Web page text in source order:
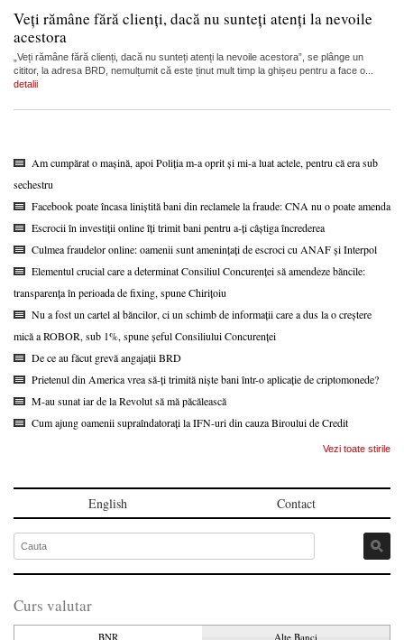
Veți rămâne fără clienți, dacă nu sunteți atenți la nevoile
acestora
„Veți rămâne fără clienți, dacă nu sunteți atenți la nevoile acestora”, se plânge un
cititor, la adresa BRD, nemulțumit că este ținut mult timp la ghișeu pentru a face o...
detalii
Am cumpărat o mașină, apoi Poliția m-a oprit și mi-a luat actele, pentru că era sub
sechestru
Facebook poate încasa liniștită bani din reclamele la fraude: CNA nu o poate amenda
Escrocii în investiții online îți trimit bani pentru a-ți câștiga încrederea
Culmea fraudelor online: oamenii sunt amenințați de escroci cu ANAF și Interpol
Elementul crucial care a determinat Consiliul Concurenței să amendeze băncile:
transparența în perioada de fixing, spune Chirițoiu
Nu a fost un cartel al băncilor, ci un schimb de informații care a dus la o creștere
mică a ROBOR, sub 1%, spune șeful Consiliului Concurenței
De ce au făcut grevă angajații BRD
Prietenul din America vrea să-ți trimită niște bani într-o aplicație de criptomonede?
M-au sunat iar de la Revolut să mă păcălească
Cum ajung oamenii supraîndatorați la IFN-uri din cauza Biroului de Credit
Vezi toate stirile
English Contact
Curs valutar
BNR Alte Banci